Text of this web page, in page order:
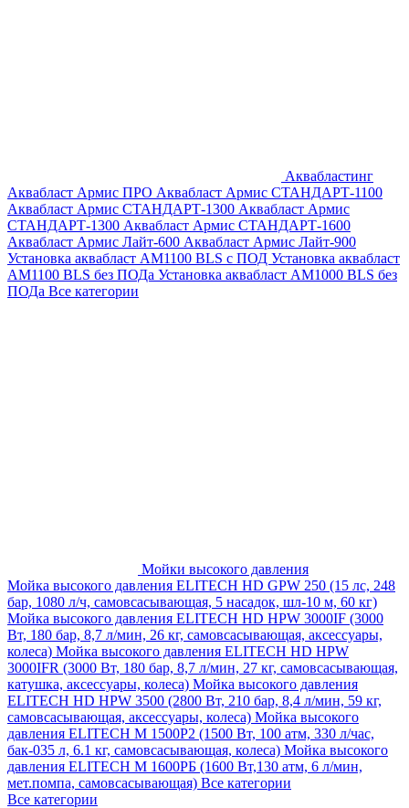
Аквабластинг
Аквабласт Армис ПРО Аквабласт Армис СТАНДАРТ-1100
Аквабласт Армис СТАНДАРТ-1300 Аквабласт Армис
СТАНДАРТ-1300 Аквабласт Армис СТАНДАРТ-1600
Аквабласт Армис Лайт-600 Аквабласт Армис Лайт-900
Установка аквабласт AM1100 BLS с ПОД Установка аквабласт
AM1100 BLS без ПОДа Установка аквабласт AM1000 BLS без
ПОДа Все категории
Мойки высокого давления
Мойка высокого давления ELITECH HD GPW 250 (15 лс, 248
бар, 1080 л/ч, самовсасывающая, 5 насадок, шл-10 м, 60 кг)
Мойка высокого давления ELITECH HD HPW 3000IF (3000
Вт, 180 бар, 8,7 л/мин, 26 кг, самовсасывающая, аксессуары,
колеса) Мойка высокого давления ELITECH HD HPW
3000IFR (3000 Вт, 180 бар, 8,7 л/мин, 27 кг, самовсасывающая,
катушка, аксессуары, колеса) Мойка высокого давления
ELITECH HD HPW 3500 (2800 Вт, 210 бар, 8,4 л/мин, 59 кг,
самовсасывающая, аксессуары, колеса) Мойка высокого
давления ELITECH M 1500P2 (1500 Вт, 100 атм, 330 л/час,
бак-035 л, 6.1 кг, самовсасывающая, колеса) Мойка высокого
давления ELITECH М 1600РБ (1600 Вт,130 атм, 6 л/мин,
мет.помпа, самовсасывающая) Все категории
Все категории